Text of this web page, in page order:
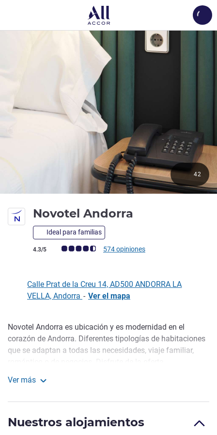
Novotel Andorra
Ideal para familias
Nota de clientes de Avis (Clasificación de ALL)
4.3/5 574 opiniones
42
Calle Prat de la Creu 14, AD500 ANDORRA LA
VELLA, Andorra - Ver el mapa
Descripción
Novotel Andorra es ubicación y es modernidad en el
corazón de Andorra. Diferentes tipologías de habitaciones
que se adaptan a todas las necesidades, viaje familiar,
, entre semana o los Bufets Especiales Temáticos fin de
dispone de 3 salas de reuniones y Parking Propio 24h.
Ver más
Nuestros alojamientos